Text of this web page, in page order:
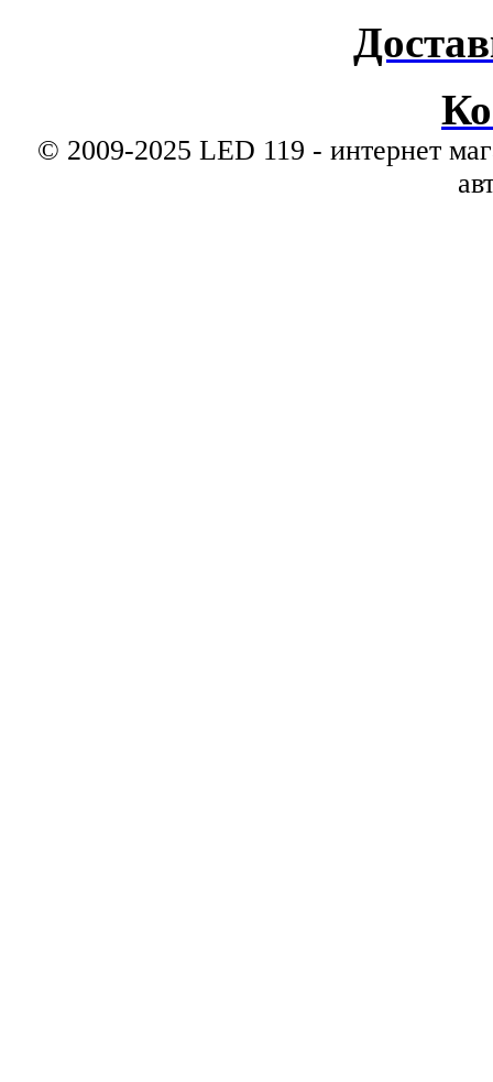
© 2009-2025 LED 119 - интернет